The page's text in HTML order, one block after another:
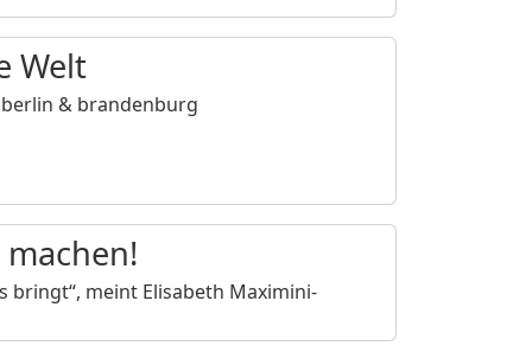
Welt
& brandenburg
bringt“, meint Elisabeth Maximini-